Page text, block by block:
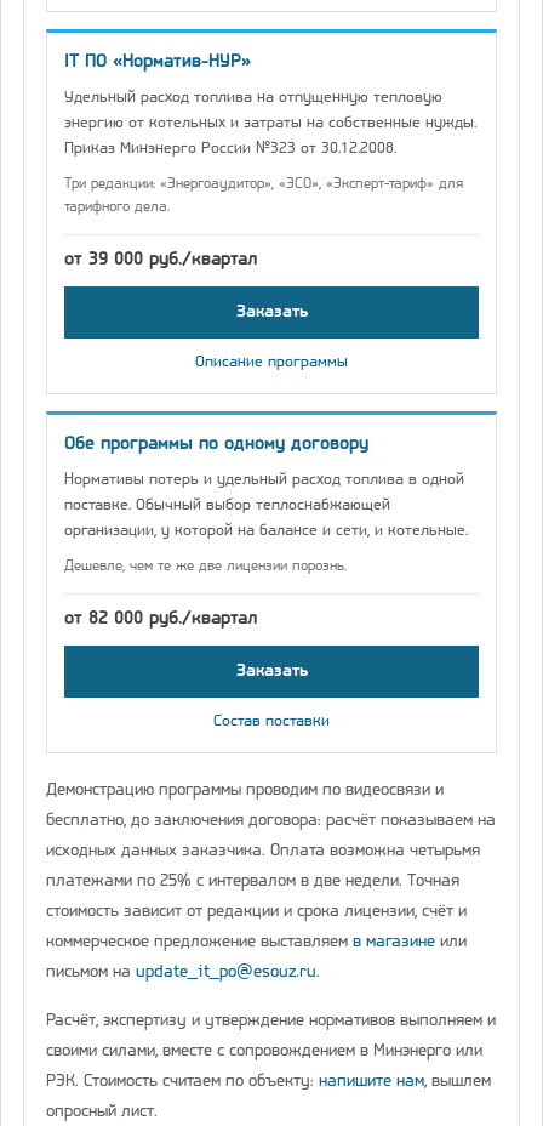
IT ПО «Норматив-НУР»
Удельный расход топлива на отпущенную тепловую
энергию от котельных и затраты на собственные нужды.
Приказ Минэнерго России №323 от 30.12.2008.
Три редакции: «Энергоаудитор», «ЭСО», «Эксперт-тариф» для
тарифного дела.
от 39 000 руб./квартал
Заказать
Описание программы
Обе программы по одному договору
Нормативы потерь и удельный расход топлива в одной
поставке. Обычный выбор теплоснабжающей
организации, у которой на балансе и сети, и котельные.
Дешевле, чем те же две лицензии порознь.
от 82 000 руб./квартал
Заказать
Состав поставки
Демонстрацию программы проводим по видеосвязи и
бесплатно, до заключения договора: расчёт показываем на
исходных данных заказчика. Оплата возможна четырьмя
платежами по 25% с интервалом в две недели. Точная
стоимость зависит от редакции и срока лицензии, счёт и
коммерческое предложение выставляем в магазине или
письмом на update_it_po@esouz.ru.
Расчёт, экспертизу и утверждение нормативов выполняем и
своими силами, вместе с сопровождением в Минэнерго или
РЭК. Стоимость считаем по объекту: напишите нам, вышлем
опросный лист.